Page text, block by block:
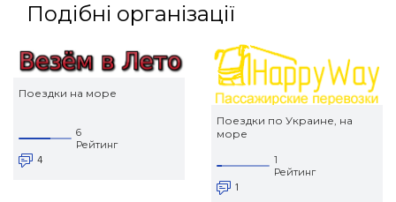
Подібні організації
Поездки на море
6
Рейтинг
4
Поездки по Украине, на
море
1
Рейтинг
1